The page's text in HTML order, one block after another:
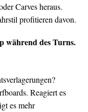
Carves heraus.
profitieren davon.
während des Turns.
Reagiert es
es mehr